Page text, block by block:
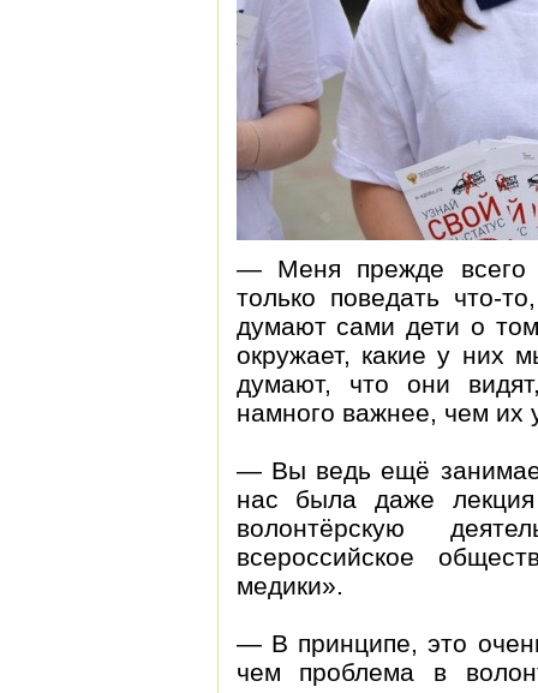
— Меня прежде всего
только поведать что-
думают сами дети о
окружает, какие у них
думают, что они
намного важнее, чем их
— Вы ведь ещё
нас была даже
волонтёрскую
всероссийское
медики».
— В принципе, это
чем проблема в